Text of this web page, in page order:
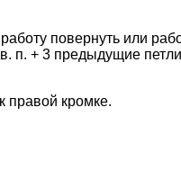
повернуть или
п. + 3 предыдущие
правой кромке.